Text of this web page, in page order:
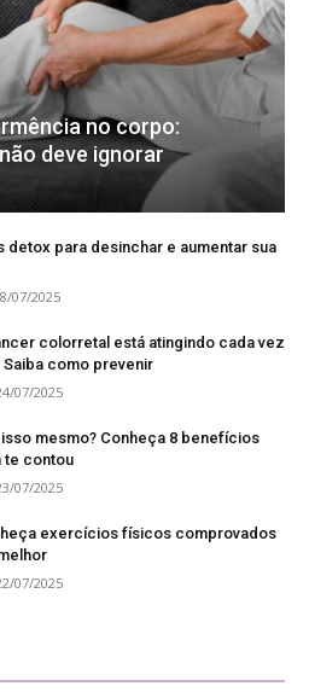
no corpo:
deve ignorar
detox para desinchar e aumentar sua
07/2025
colorretal está atingindo cada vez
Saiba como prevenir
07/2025
mesmo? Conheça 8 benefícios
te contou
07/2025
exercícios físicos comprovados
07/2025